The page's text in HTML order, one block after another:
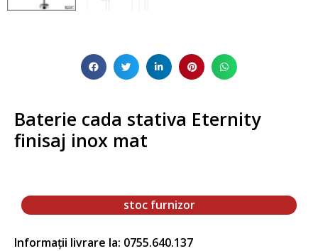
Baterie cada stativa Eternity
finisaj inox mat
stoc furnizor
Informații livrare la: 0755.640.137